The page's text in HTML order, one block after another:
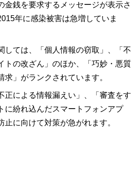
金銭を要求するメッセージが表示さ
年に感染被害は急増していま
しては、「個人情報の窃取」、「不
トの改ざん」のほか、「巧妙・悪質
」がランクされています。
正による情報漏えい」、「審査をす
に紛れ込んだスマートフォンアプ
止に向けて対策が急がれます。